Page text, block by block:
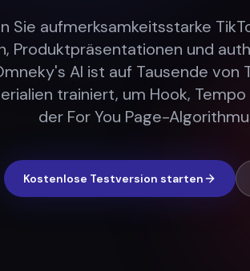
Sie aufmerksamkeitsstarke
Produktpräsentationen und
AI ist auf Tausende von
trainiert, um Hook,
der For You Page-
Kostenlose Testversion starten